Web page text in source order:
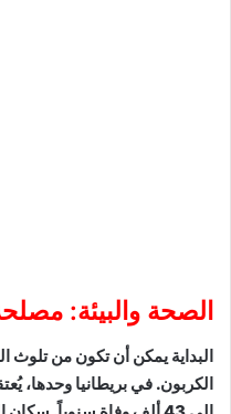
الصحة والبيئة: مصلحة
البداية يمكن أن تكون من تلوث
الكربون. في بريطانيا وحدها،